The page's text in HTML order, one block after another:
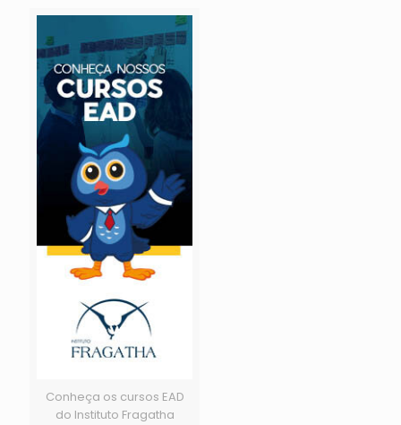
Conheça os cursos EAD
do Instituto Fragatha